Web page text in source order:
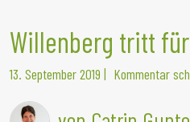
Willenberg tritt für
13. September 2019 | Kommentar